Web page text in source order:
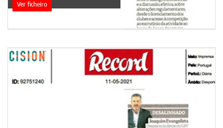
Ver ficheiro